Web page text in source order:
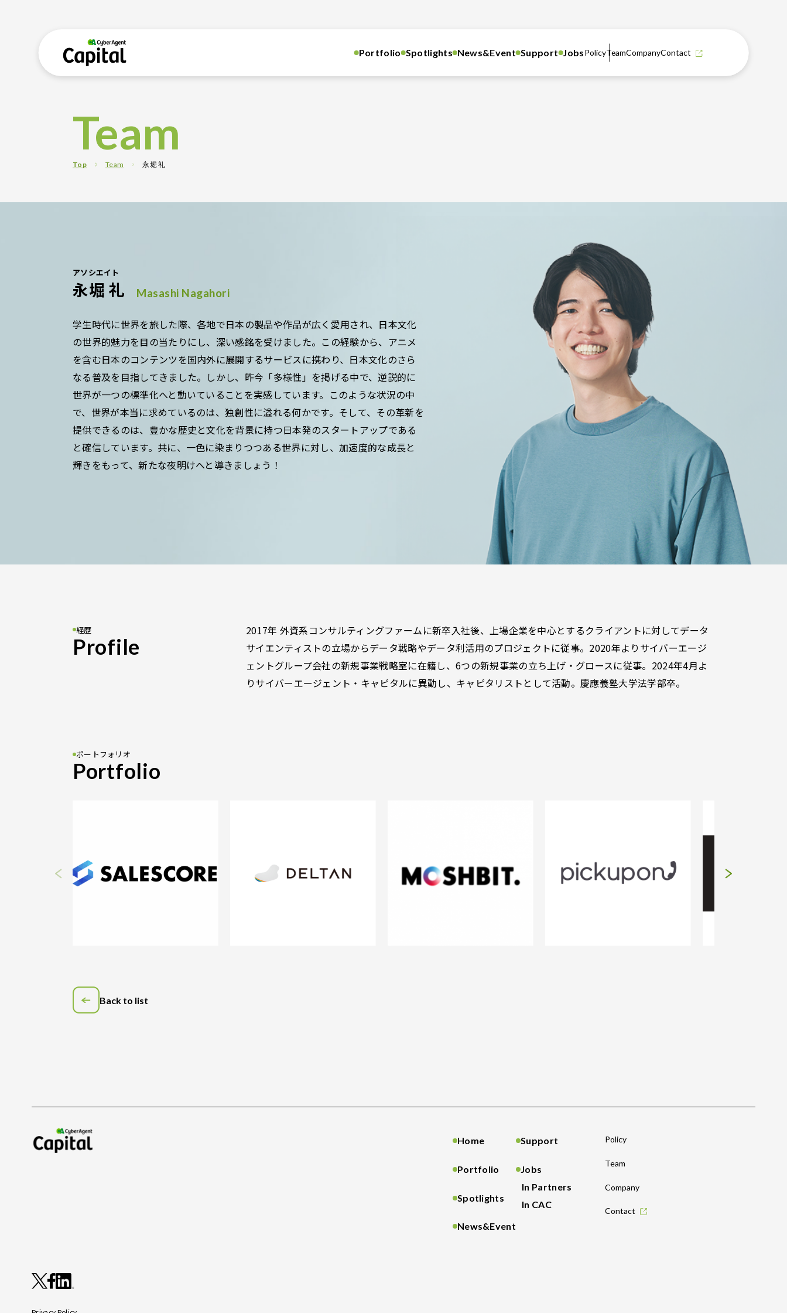
Portfolio Spotlights News&Event Support JobsPolicyTeamCompanyContact
Team
Top Team 永堀 礼
アソシエイト
永堀 礼 Masashi Nagahori
学生時代に世界を旅した際、各地で日本の製品や作品が広く愛用され、日本文化
の世界的魅力を目の当たりにし、深い感銘を受けました。この経験から、アニメ
を含む日本のコンテンツを国内外に展開するサービスに携わり、日本文化のさら
なる普及を目指してきました。しかし、昨今「多様性」を掲げる中で、逆説的に
世界が一つの標準化へと動いていることを実感しています。このような状況の中
で、世界が本当に求めているのは、独創性に溢れる何かです。そして、その革新を
提供できるのは、豊かな歴史と文化を背景に持つ日本発のスタートアップである
と確信しています。共に、一色に染まりつつある世界に対し、加速度的な成長と
輝きをもって、新たな夜明けへと導きましょう！
経歴
Profile
2017年 外資系コンサルティングファームに新卒入社後、上場企業を中心とするクライアントに対してデータ
サイエンティストの立場からデータ戦略やデータ利活用のプロジェクトに従事。2020年よりサイバーエージ
ェントグループ会社の新規事業戦略室に在籍し、6つの新規事業の立ち上げ・グロースに従事。2024年4月よ
りサイバーエージェント・キャピタルに異動し、キャピタリストとして活動。慶應義塾大学法学部卒。
ポートフォリオ
Portfolio
Back to list
Home
Portfolio
Spotlights
News&Event
Support
Jobs
In Partners
In CAC
Policy
Team
Company
Contact